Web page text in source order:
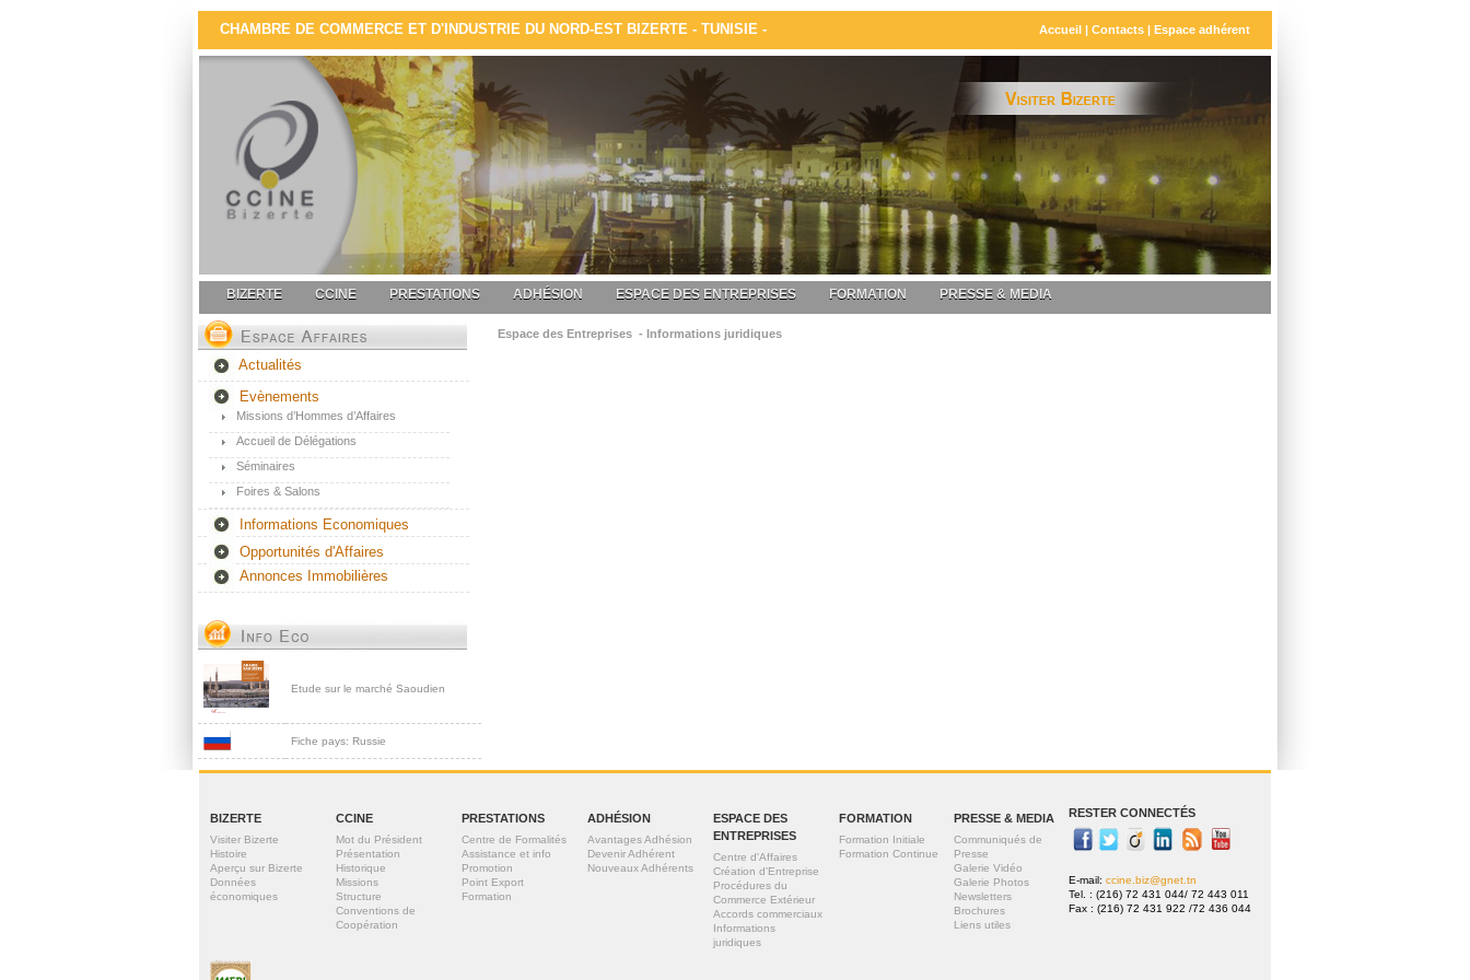
CHAMBRE DE COMMERCE ET D'INDUSTRIE DU NORD-EST BIZERTE - TUNISIE - Accueil | Contacts | Espace adhérent
BIZERTE CCINE PRESTATIONS ADHÉSION ESPACE DES ENTREPRISES FORMATION PRESSE & MEDIA
Actualités
Evènements
Missions d’Hommes d’Affaires
Accueil de Délégations
Séminaires
Foires & Salons
Informations Economiques
Opportunités d'Affaires
Annonces Immobilières
Etude sur le marché Saoudien
Fiche pays: Russie
Espace des Entreprises - Informations juridiques
BIZERTE
Visiter Bizerte
Histoire
Aperçu sur Bizerte
Données
économiques
CCINE
Mot du Président
Présentation
Historique
Missions
Structure
Conventions de
Coopération
PRESTATIONS
Centre de Formalités
Assistance et info
Promotion
Point Export
Formation
ADHÉSION
Avantages Adhésion
Devenir Adhérent
Nouveaux Adhérents
ESPACE DES
ENTREPRISES
Centre d'Affaires
Création d'Entreprise
Procédures du
Commerce Extérieur
Accords commerciaux
Informations
juridiques
FORMATION
Formation Initiale
Formation Continue
PRESSE & MEDIA
Communiqués de
Presse
Galerie Vidéo
Galerie Photos
Newsletters
Brochures
Liens utiles
RESTER CONNECTÉS
E-mail: ccine.biz@gnet.tn
Tel. : (216) 72 431 044/ 72 443 011
Fax : (216) 72 431 922 /72 436 044